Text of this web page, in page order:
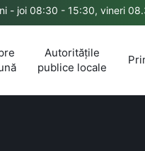
- joi 08:30 - 15:30, vineri
Autoritățile
publice locale